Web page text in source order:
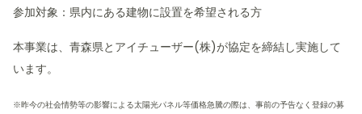
参加対象：県内にある建物に設置を希望される方
本事業は、青森県とアイチューザー(株)が協定を締結し実施して
います。
※昨今の社会情勢等の影響による太陽光パネル等価格急騰の際は、事前の予告なく登録の募